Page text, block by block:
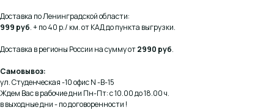
Доставка по Ленинградской области:
999 руб. + по 40 р./ км. от КАД до пункта выгрузки.
Доставка в регионы России на сумму от2990 руб.
Самовывоз:
ул. Студенческая -10 офис N -В-15
Ждем Вас в рабочие дни Пн-Пт: с 10.00 до 18.00 ч.
в выходные дни - по договоренности !